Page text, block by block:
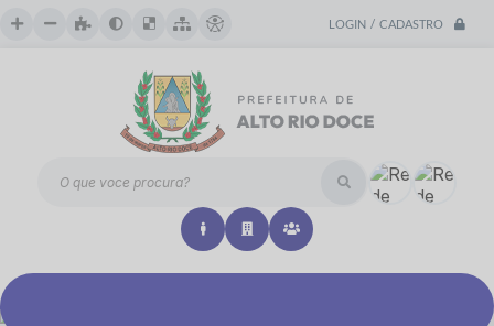
LOGIN / CADASTRO
O que voce procura?